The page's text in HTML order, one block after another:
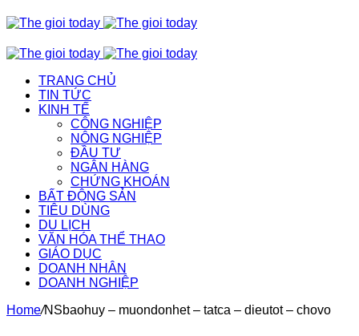
TRANG CHỦ
TIN TỨC
KINH TẾ
CÔNG NGHIỆP
NÔNG NGHIỆP
ĐẦU TƯ
NGÂN HÀNG
CHỨNG KHOÁN
BẤT ĐỘNG SẢN
TIÊU DÙNG
DU LỊCH
VĂN HÓA THỂ THAO
GIÁO DỤC
DOANH NHÂN
DOANH NGHIỆP
Home/NSbaohuy – muondonhet – tatca – dieutot – chovo